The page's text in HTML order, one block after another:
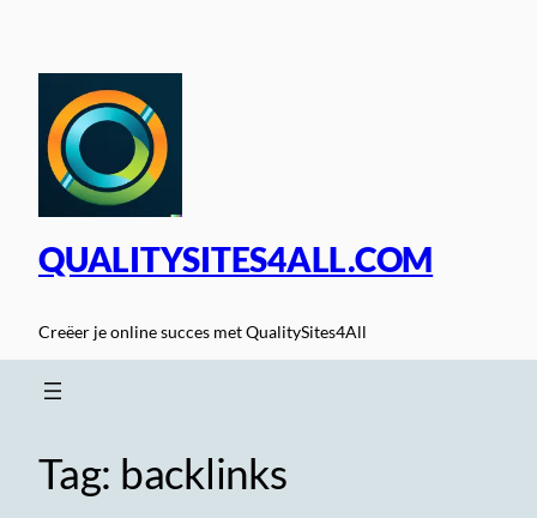
inhoud
QUALITYSITES4ALL.COM
Creëer je online succes met QualitySites4All
Tag: backlinks